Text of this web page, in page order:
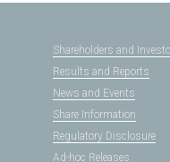
Shareholders and
Results and Reports
News and Events
Share Information
Regulatory Disclosure
Ad-hoc Releases